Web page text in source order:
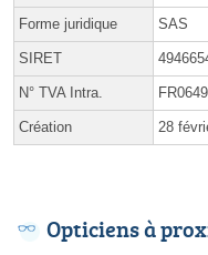
Forme juridique SAS
SIRET
N° TVA Intra.
Création 28
Opticiens à